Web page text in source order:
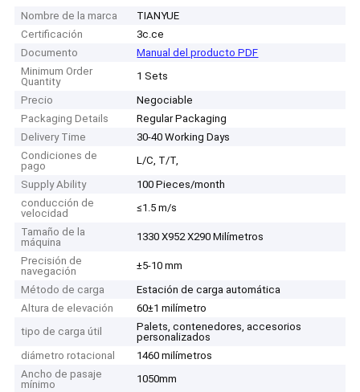
Nombre de la marca
TIANYUE
Certificación
3c.ce
Documento
Manual del producto PDF
Minimum Order
Quantity
1 Sets
Precio
Negociable
Packaging Details
Regular Packaging
Delivery Time
30-40 Working Days
Condiciones de
pago
L/C, T/T,
Supply Ability
100 Pieces/month
conducción de
velocidad
≤1.5 m/s
Tamaño de la
máquina
1330 X952 X290 Milímetros
Precisión de
navegación
±5-10 mm
Método de carga
Estación de carga automática
Altura de elevación
60±1 milímetro
tipo de carga útil
Palets, contenedores, accesorios
personalizados
diámetro rotacional
1460 milímetros
Ancho de pasaje
mínimo
1050mm